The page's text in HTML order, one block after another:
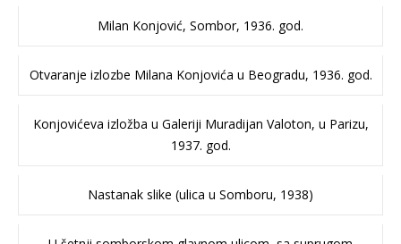
Milan Konjović, Sombor, 1936. god.
Otvaranje izlozbe Milana Konjovića u Beogradu, 1936. god.
Konjovićeva izložba u Galeriji Muradijan Valoton, u Parizu,
1937. god.
Nastanak slike (ulica u Somboru, 1938)